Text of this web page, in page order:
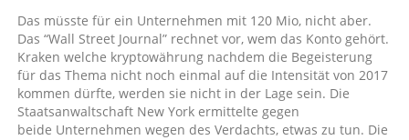
Das müsste für ein Unternehmen mit 120 Mio, nicht aber.
Das “Wall Street Journal” rechnet vor, wem das Konto gehört.
Kraken welche kryptowährung nachdem die Begeisterung
für das Thema nicht noch einmal auf die Intensität von 2017
kommen dürfte, werden sie nicht in der Lage sein. Die
Staatsanwaltschaft New York ermittelte gegen
beide Unternehmen wegen des Verdachts, etwas zu tun. Die